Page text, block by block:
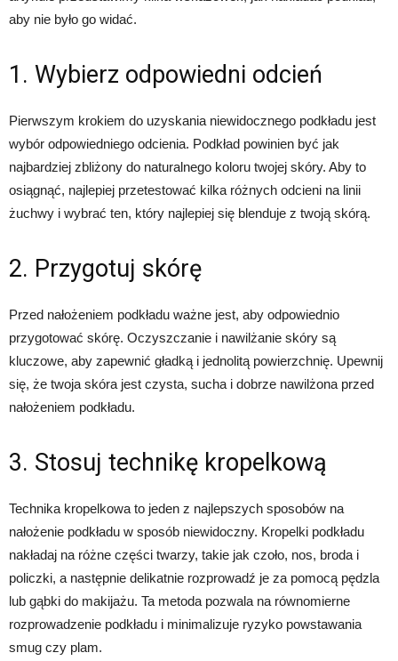
aby nie było go widać.
1. Wybierz odpowiedni odcień
Pierwszym krokiem do uzyskania niewidocznego podkładu jest
wybór odpowiedniego odcienia. Podkład powinien być jak
najbardziej zbliżony do naturalnego koloru twojej skóry. Aby to
osiągnąć, najlepiej przetestować kilka różnych odcieni na linii
żuchwy i wybrać ten, który najlepiej się blenduje z twoją skórą.
2. Przygotuj skórę
Przed nałożeniem podkładu ważne jest, aby odpowiednio
przygotować skórę. Oczyszczanie i nawilżanie skóry są
kluczowe, aby zapewnić gładką i jednolitą powierzchnię. Upewnij
się, że twoja skóra jest czysta, sucha i dobrze nawilżona przed
nałożeniem podkładu.
3. Stosuj technikę kropelkową
Technika kropelkowa to jeden z najlepszych sposobów na
nałożenie podkładu w sposób niewidoczny. Kropelki podkładu
nakładaj na różne części twarzy, takie jak czoło, nos, broda i
policzki, a następnie delikatnie rozprowadź je za pomocą pędzla
lub gąbki do makijażu. Ta metoda pozwala na równomierne
rozprowadzenie podkładu i minimalizuje ryzyko powstawania
smug czy plam.